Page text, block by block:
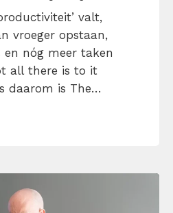
valt,
vroeger opstaan,
en nóg meer taken
all there is to it
daarom is The
gaat niet over harder
is als […]